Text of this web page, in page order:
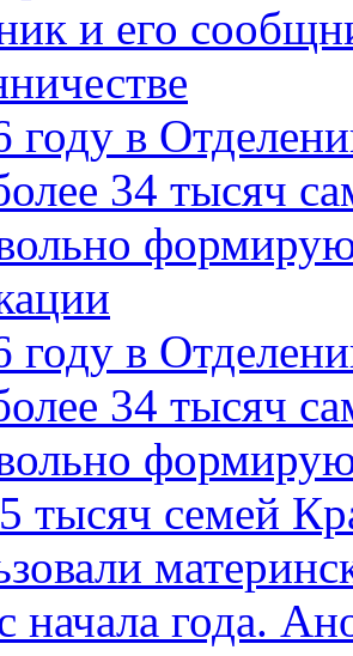
и его
году в
34 тысяч
году в
34 тысяч
тысяч семей
начала года.